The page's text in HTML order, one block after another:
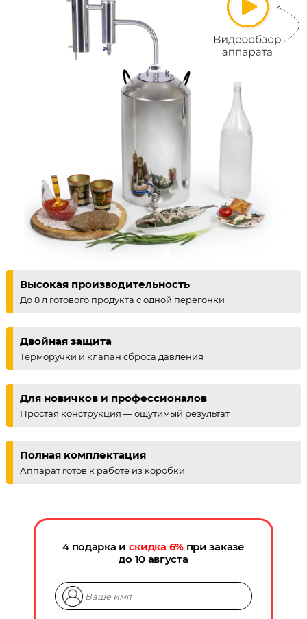
Высокая производительность
До 8 л готового продукта с одной перегонки
Двойная защита
Терморучки и клапан сброса давления
Для новичков и профессионалов
Простая конструкция — ощутимый результат
Полная комплектация
Аппарат готов к работе из коробки
4 подарка и скидка 6%при заказе